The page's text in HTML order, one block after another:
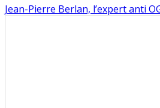
Jean-Pierre Berlan, l’expert anti